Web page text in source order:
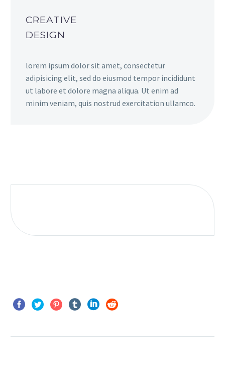
CREATIVE
DESIGN
lorem ipsum dolor sit amet, consectetur
adipisicing elit, sed do eiusmod tempor incididunt
ut labore et dolore magna aliqua. Ut enim ad
minim veniam, quis nostrud exercitation ullamco.